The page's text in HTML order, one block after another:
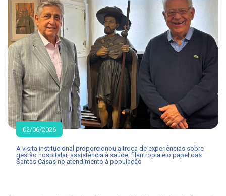
02/06/2026
A visita institucional proporcionou a troca de experiências sobre
gestão hospitalar, assistência à saúde, filantropia e o papel das
Santas Casas no atendimento à população